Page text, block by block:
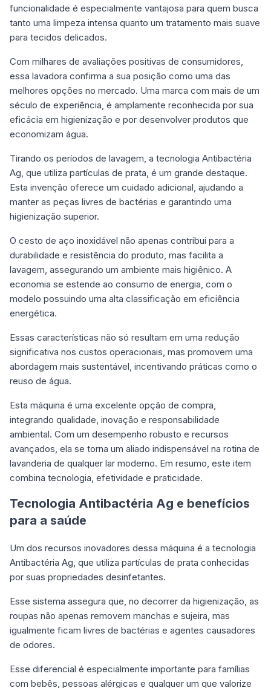
funcionalidade é especialmente vantajosa para quem busca
tanto uma limpeza intensa quanto um tratamento mais suave
para tecidos delicados.
Com milhares de avaliações positivas de consumidores,
essa lavadora confirma a sua posição como uma das
melhores opções no mercado. Uma marca com mais de um
século de experiência, é amplamente reconhecida por sua
eficácia em higienização e por desenvolver produtos que
economizam água.
Tirando os períodos de lavagem, a tecnologia Antibactéria
Ag, que utiliza partículas de prata, é um grande destaque.
Esta invenção oferece um cuidado adicional, ajudando a
manter as peças livres de bactérias e garantindo uma
higienização superior.
O cesto de aço inoxidável não apenas contribui para a
durabilidade e resistência do produto, mas facilita a
lavagem, assegurando um ambiente mais higiênico. A
economia se estende ao consumo de energia, com o
modelo possuindo uma alta classificação em eficiência
energética.
Essas características não só resultam em uma redução
significativa nos custos operacionais, mas promovem uma
abordagem mais sustentável, incentivando práticas como o
reuso de água.
Esta máquina é uma excelente opção de compra,
integrando qualidade, inovação e responsabilidade
ambiental. Com um desempenho robusto e recursos
avançados, ela se torna um aliado indispensável na rotina de
lavanderia de qualquer lar moderno. Em resumo, este item
combina tecnologia, efetividade e praticidade.
Tecnologia Antibactéria Ag e benefícios
para a saúde
Um dos recursos inovadores dessa máquina é a tecnologia
Antibactéria Ag, que utiliza partículas de prata conhecidas
por suas propriedades desinfetantes.
Esse sistema assegura que, no decorrer da higienização, as
roupas não apenas removem manchas e sujeira, mas
igualmente ficam livres de bactérias e agentes causadores
de odores.
Esse diferencial é especialmente importante para famílias
com bebês, pessoas alérgicas e qualquer um que valorize